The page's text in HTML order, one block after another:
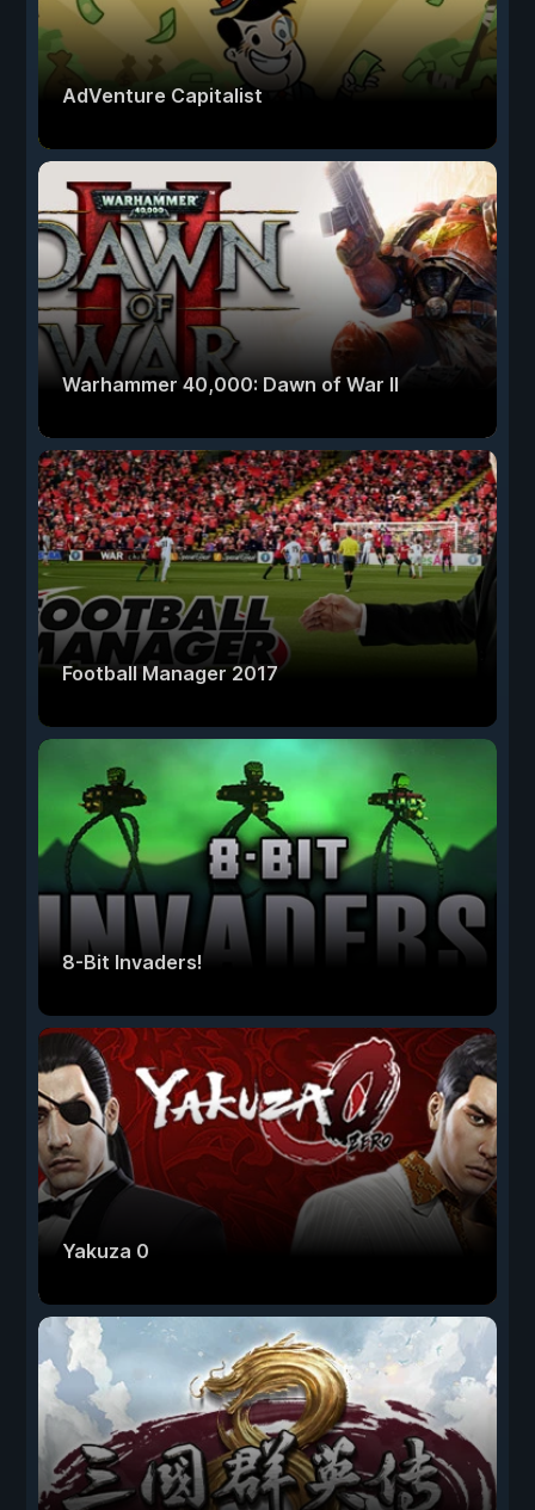
AdVenture Capitalist
Warhammer 40,000: Dawn of War II
Football Manager 2017
8-Bit Invaders!
Yakuza 0